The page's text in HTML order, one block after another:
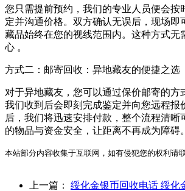
您只需提前预约，我们的专业人员便会按
定并沟通价格。双方确认无误后，现场即
藏品始终在您的视线范围内。这种方式无
心 。
方式二：邮寄回收：异地藏友的便捷之选
对于异地藏友，您可以通过保价邮寄的方
我们收到后会即刻完成鉴定并向您远程报
后，我们将迅速安排付款，整个流程清晰
的物品与资金安全，让距离不再成为障碍。
本站部分内容收集于互联网，如有侵犯您的权利请
上一篇： 绥化金银币回收电话 绥化